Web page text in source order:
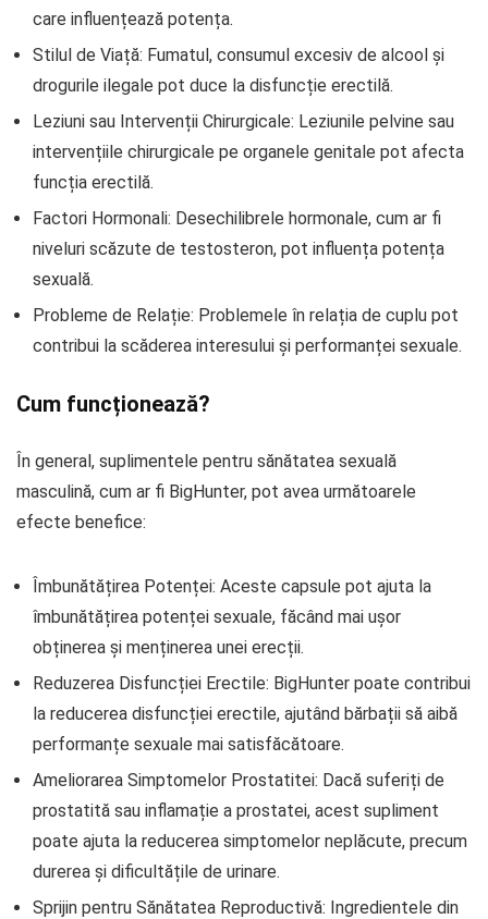
care influențează potența.
Stilul de Viață: Fumatul, consumul excesiv de alcool și
drogurile ilegale pot duce la disfuncție erectilă.
Leziuni sau Intervenții Chirurgicale: Leziunile pelvine sau
intervențiile chirurgicale pe organele genitale pot afecta
funcția erectilă.
Factori Hormonali: Desechilibrele hormonale, cum ar fi
niveluri scăzute de testosteron, pot influența potența
sexuală.
Probleme de Relație: Problemele în relația de cuplu pot
contribui la scăderea interesului și performanței sexuale.
Cum funcționează?
În general, suplimentele pentru sănătatea sexuală
masculină, cum ar fi BigHunter, pot avea următoarele
efecte benefice:
Îmbunătățirea Potenței: Aceste capsule pot ajuta la
îmbunătățirea potenței sexuale, făcând mai ușor
obținerea și menținerea unei erecții.
Reduzerea Disfuncției Erectile: BigHunter poate contribui
la reducerea disfuncției erectile, ajutând bărbații să aibă
performanțe sexuale mai satisfăcătoare.
Ameliorarea Simptomelor Prostatitei: Dacă suferiți de
prostatită sau inflamație a prostatei, acest supliment
poate ajuta la reducerea simptomelor neplăcute, precum
durerea și dificultățile de urinare.
Sprijin pentru Sănătatea Reproductivă: Ingredientele din